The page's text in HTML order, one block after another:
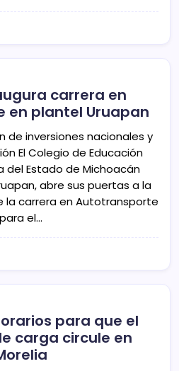
carrera en
en plantel Uruapan
de inversiones nacionales y
El Colegio de Educación
del Estado de Michoacán
abre sus puertas a la
la carrera en Autotransporte
para el…
para que el
carga circule en